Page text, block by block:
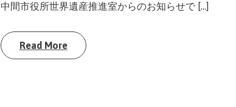
中間市役所世界遺産推進室からのお知らせで […]
Read More